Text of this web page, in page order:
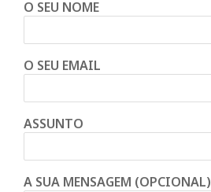
O SEU NOME
O SEU EMAIL
ASSUNTO
A SUA MENSAGEM (OPCIONAL)